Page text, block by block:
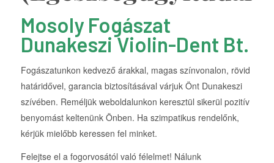
Mosoly Fogászat
Dunakeszi Violin-Dent Bt.
Fogászatunkon kedvező árakkal, magas színvonalon, rövid
határidővel, garancia biztosításával várjuk Önt Dunakeszi
szívében. Reméljük weboldalunkon keresztül sikerül pozitív
benyomást keltenünk Önben. Ha szimpatikus rendelőnk,
kérjük mielőbb keressen fel minket.
Felejtse el a fogorvosától való félelmet! Nálunk